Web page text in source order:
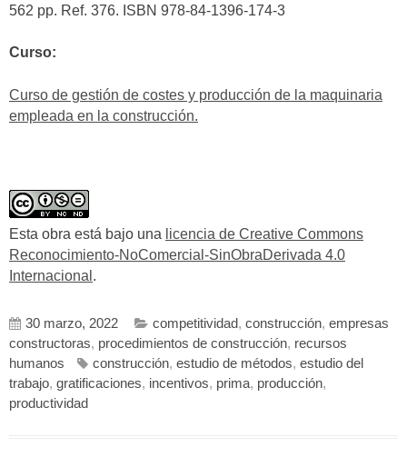
562 pp. Ref. 376. ISBN 978-84-1396-174-3
Curso:
Curso de gestión de costes y producción de la maquinaria
empleada en la construcción.
Esta obra está bajo una licencia de Creative Commons
Reconocimiento-NoComercial-SinObraDerivada 4.0
Internacional .
30 marzo, 2022 competitividad, construcción, empresas
constructoras, procedimientos de construcción, recursos
humanos
construcción, estudio de métodos, estudio del
trabajo, gratificaciones, incentivos, prima, producción,
productividad